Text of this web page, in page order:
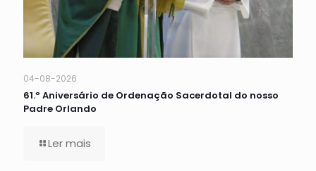
04-08-2026
61.º Aniversário de Ordenação Sacerdotal do nosso
Padre Orlando
Ler mais